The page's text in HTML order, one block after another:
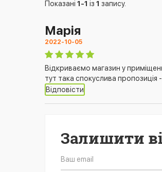
Показані 1-1 із 1 запису.
Марія
2022-10-05
Відкриваємо магазин у
тут така спокуслива пропозиція
Відповісти
Залишити